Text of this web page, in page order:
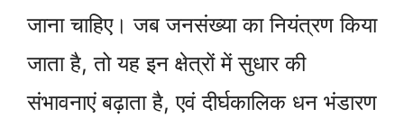
जाना चाहिए। जब जनसंख्या का नियंत्रण किया
जाता है, तो यह इन क्षेत्रों में सुधार की
संभावनाएं बढ़ाता है, एवं दीर्घकालिक धन भंडारण